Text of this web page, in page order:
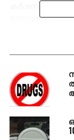
കര്‍ശന
ഇന്നലെ
പൊതുജനങ്ങളില്‍
വിവരങ്ങള്‍
പ്രവര്‍ത്തിക്കുന്ന
(9497927797)
സൂക്ഷിക്കുന്നത്.